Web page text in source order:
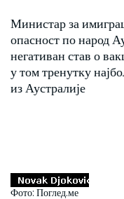
Министар за
опасност по народ
негативан став о
у том тренутку
из Аустралије
Фото: Поглед.ме